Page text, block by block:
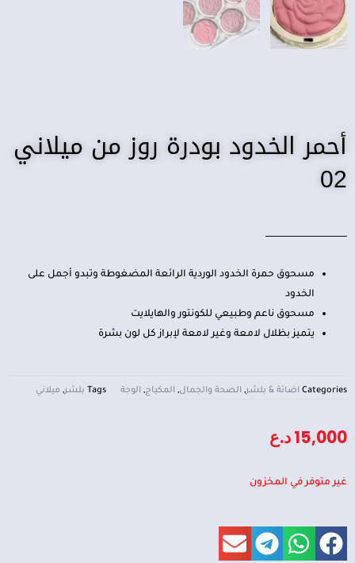
أحمر الخدود بودرة روز من ميلاني
02
مسحوق حمرة الخدود الوردية الرائعة المضغوطة وتبدو أجمل على
الخدود
مسحوق ناعم وطبيعي للكونتور والهايلايت
يتميز بظلال لامعة وغير لامعة لإبراز كل لون بشرة
Categories اضائة & بلشر, الصحة والجمال, المكياج, الوجة Tags بلشر, ميلاني
15,000د.ع
غير متوفر في المخزون